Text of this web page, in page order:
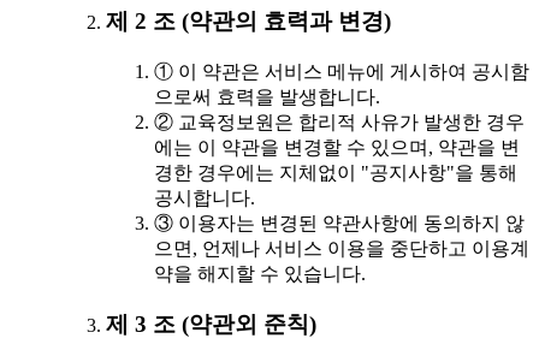
제 2 조 (약관의 효력과 변경)
① 이 약관은 서비스 메뉴에 게시하여 공시함
으로써 효력을 발생합니다.
② 교육정보원은 합리적 사유가 발생한 경우
에는 이 약관을 변경할 수 있으며, 약관을 변
경한 경우에는 지체없이 "공지사항"을 통해
공시합니다.
③ 이용자는 변경된 약관사항에 동의하지 않
으면, 언제나 서비스 이용을 중단하고 이용계
약을 해지할 수 있습니다.
제 3 조 (약관외 준칙)